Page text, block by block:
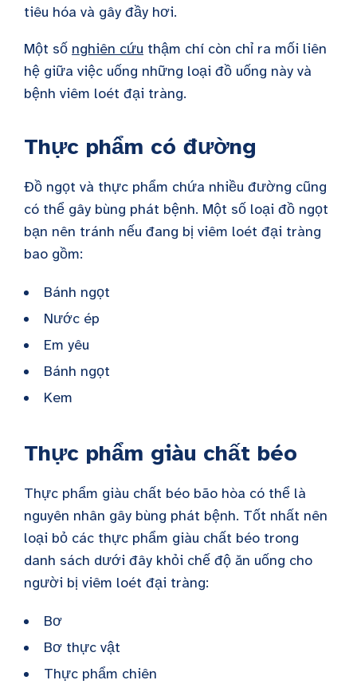
tiêu hóa và gây đầy hơi.
Một số nghiên cứu thậm chí còn chỉ ra mối liên
hệ giữa việc uống những loại đồ uống này và
bệnh viêm loét đại tràng.
Thực phẩm có đường
Đồ ngọt và thực phẩm chứa nhiều đường cũng
có thể gây bùng phát bệnh. Một số loại đồ ngọt
bạn nên tránh nếu đang bị viêm loét đại tràng
bao gồm:
Bánh ngọt
Nước ép
Em yêu
Bánh ngọt
Kem
Thực phẩm giàu chất béo
Thực phẩm giàu chất béo bão hòa có thể là
nguyên nhân gây bùng phát bệnh. Tốt nhất nên
loại bỏ các thực phẩm giàu chất béo trong
danh sách dưới đây khỏi chế độ ăn uống cho
người bị viêm loét đại tràng:
Bơ
Bơ thực vật
Thực phẩm chiên